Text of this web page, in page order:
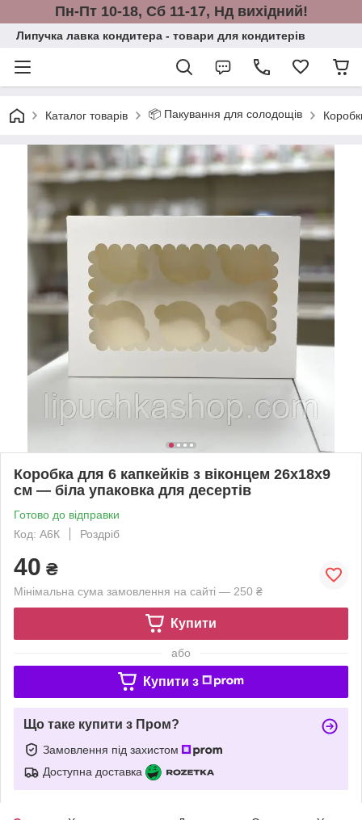
Пн-Пт 10-18, Сб 11-17, Нд вихідний!
Липучка лавка кондитера - товари для кондитерів
Каталог товарів 📦 Пакування для солодощів
Коробка для 6 капкейків з віконцем 26х18х9
см — біла упаковка для десертів
Готово до відправки
Код: А6К
Роздріб
40 ₴
Мінімальна сума замовлення на сайті — 250 ₴
Купити
або
Купити з
Що таке купити з Пром?
Замовлення під захистом
Доступна доставка